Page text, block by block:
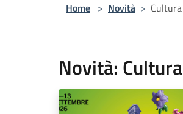
Home > Novità > Cultura
Novità: Cultura